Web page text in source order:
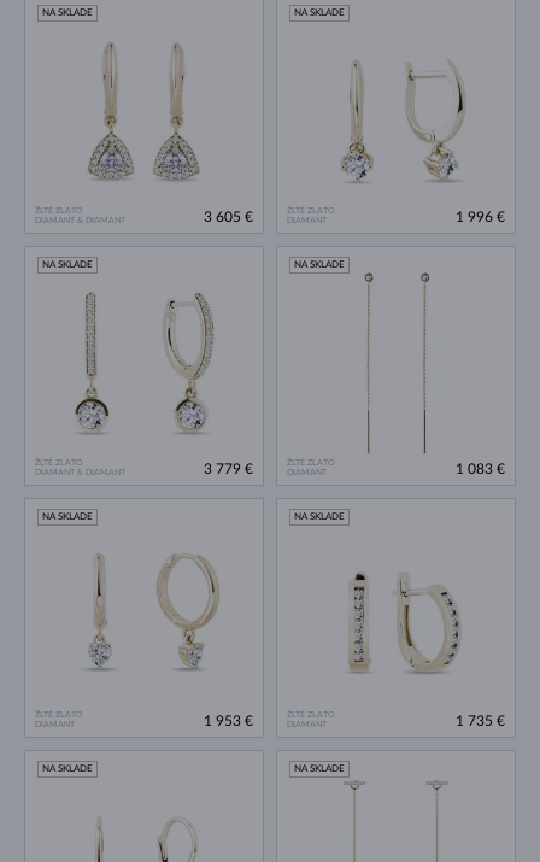
ŽLTÉ ZLATO
DIAMANT & DIAMANT
NA SKLADE
3 605 €
ŽLTÉ ZLATO
DIAMANT
NA SKLADE
1 996 €
ŽLTÉ ZLATO
DIAMANT & DIAMANT
NA SKLADE
3 779 €
ŽLTÉ ZLATO
DIAMANT
NA SKLADE
1 083 €
ŽLTÉ ZLATO
DIAMANT
NA SKLADE
1 953 €
ŽLTÉ ZLATO
DIAMANT
NA SKLADE
1 735 €
NA SKLADE NA SKLADE